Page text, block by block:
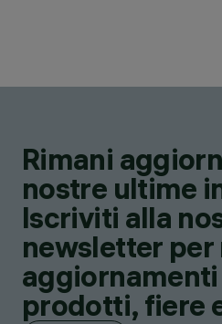
Rimani
nostre ultime
Iscriviti alla
newsletter per
aggiornamenti
prodotti, fiere